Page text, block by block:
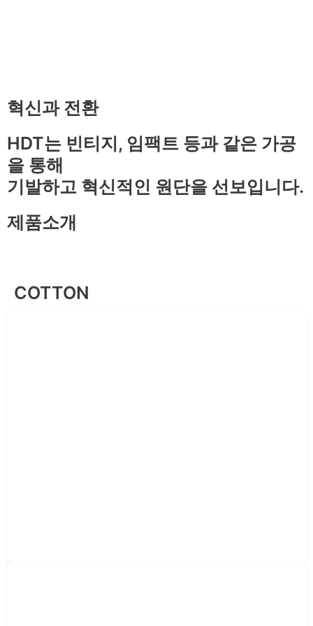
혁신과 전환
HDT는 빈티지, 임팩트 등과 같은 가공
을 통해
기발하고 혁신적인 원단을 선보입니다.
제품소개
COTTON